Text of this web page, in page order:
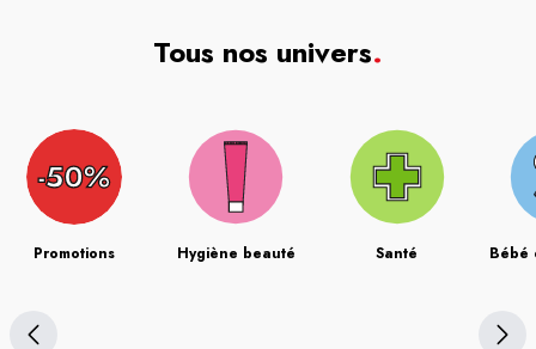
Tous nos univers.
Promotions Hygiène beauté Santé Bébé